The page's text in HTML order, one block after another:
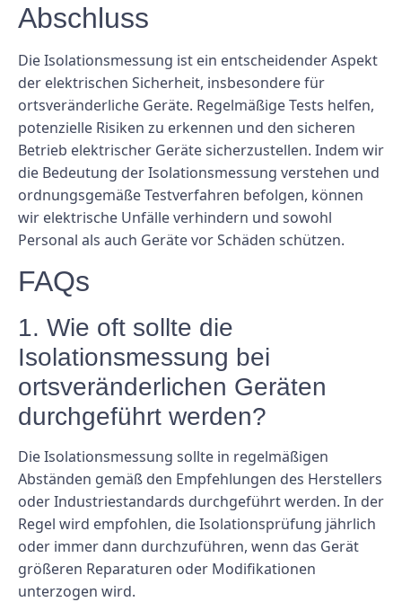
Abschluss
Die Isolationsmessung ist ein entscheidender Aspekt
der elektrischen Sicherheit, insbesondere für
ortsveränderliche Geräte. Regelmäßige Tests helfen,
potenzielle Risiken zu erkennen und den sicheren
Betrieb elektrischer Geräte sicherzustellen. Indem wir
die Bedeutung der Isolationsmessung verstehen und
ordnungsgemäße Testverfahren befolgen, können
wir elektrische Unfälle verhindern und sowohl
Personal als auch Geräte vor Schäden schützen.
FAQs
1. Wie oft sollte die
Isolationsmessung bei
ortsveränderlichen Geräten
durchgeführt werden?
Die Isolationsmessung sollte in regelmäßigen
Abständen gemäß den Empfehlungen des Herstellers
oder Industriestandards durchgeführt werden. In der
Regel wird empfohlen, die Isolationsprüfung jährlich
oder immer dann durchzuführen, wenn das Gerät
größeren Reparaturen oder Modifikationen
unterzogen wird.